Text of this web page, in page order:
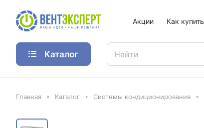
Акции Как купить
Каталог
Главная Каталог Системы кондиционирования